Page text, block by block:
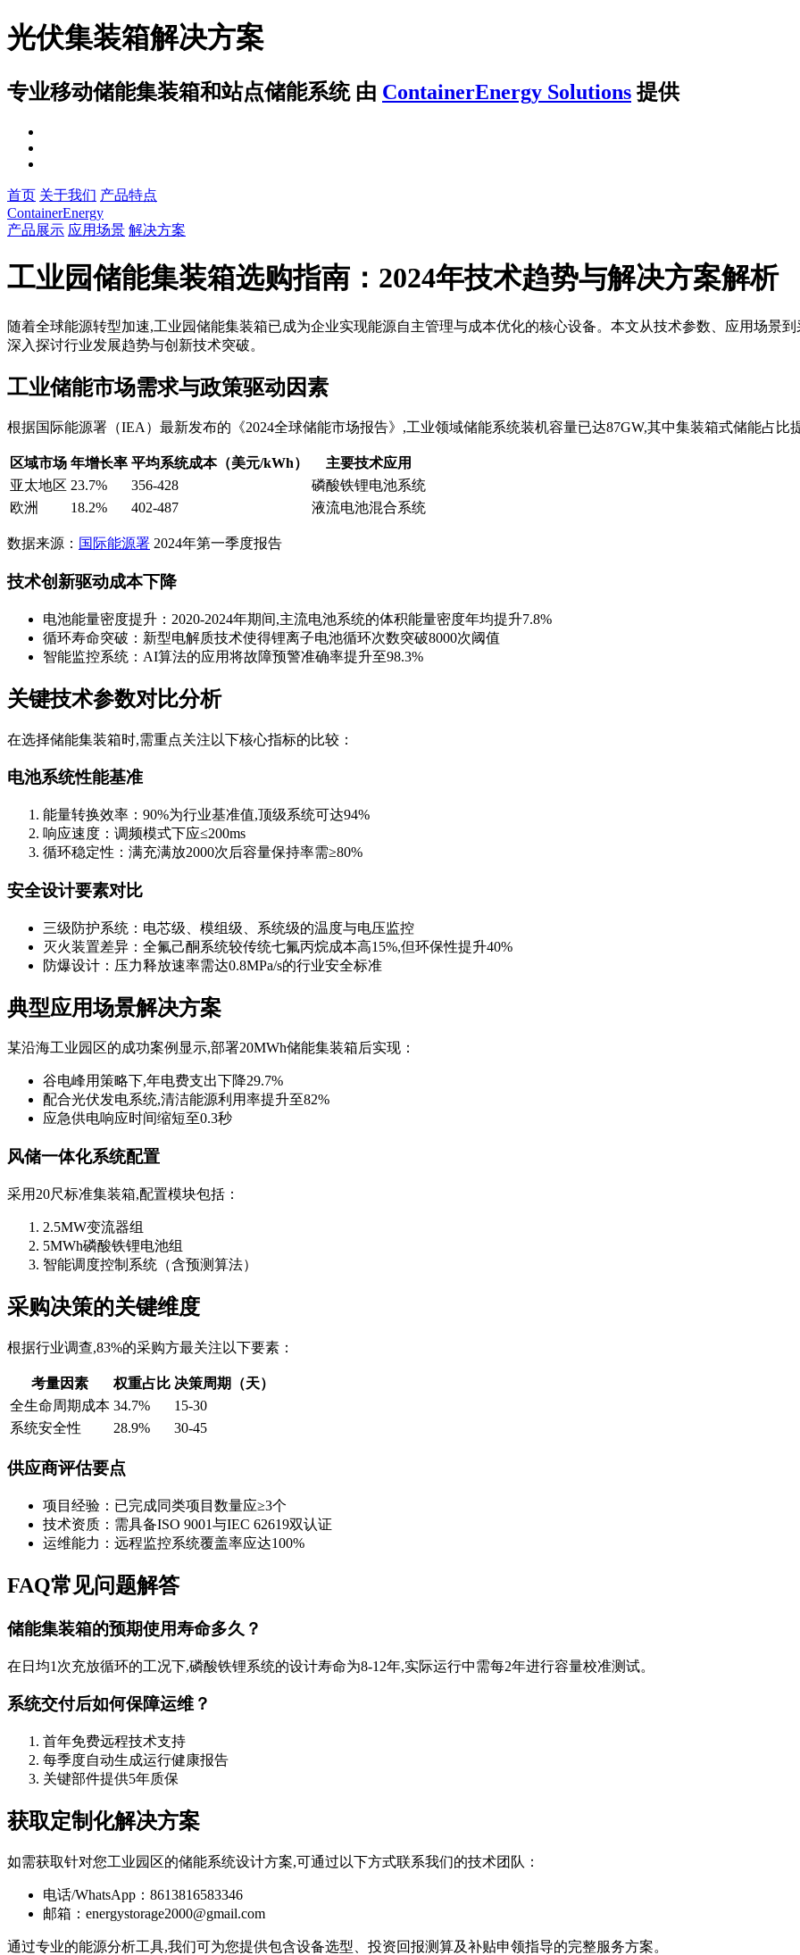
光伏集装箱解决方案
专业移动储能集装箱和站点储能系统 由 ContainerEnergy Solutions 提供
首页 关于我们 产品特点
ContainerEnergy
产品展示 应用场景 解决方案
工业园储能集装箱选购指南：2024年技术趋势与解决方案解析
随着全球能源转型加速,工业园储能集装箱已成为企业实现能源自主管理与成本优化的核心设备。本文从技术参数、应用场景
深入探讨行业发展趋势与创新技术突破。
工业储能市场需求与政策驱动因素
根据国际能源署（IEA）最新发布的《2024全球储能市场报告》,工业领域储能系统装机容量已达87GW,其中集装箱式储能占比
区域市场 年增长率 平均系统成本（美元/kWh）
主要技术应用
亚太地区 23.7% 356-428
磷酸铁锂电池系统
欧洲
18.2% 402-487 液流电池混合系统
数据来源： 国际能源署 2024年第一季度报告
技术创新驱动成本下降
电池能量密度提升：2020-2024年期间,主流电池系统的体积能量密度年均提升7.8%
循环寿命突破：新型电解质技术使得锂离子电池循环次数突破8000次阈值
智能监控系统：AI算法的应用将故障预警准确率提升至98.3%
关键技术参数对比分析
在选择储能集装箱时,需重点关注以下核心指标的比较：
电池系统性能基准
能量转换效率：90%为行业基准值,顶级系统可达94%
响应速度：调频模式下应≤200ms
循环稳定性：满充满放2000次后容量保持率需≥80%
安全设计要素对比
三级防护系统：电芯级、模组级、系统级的温度与电压监控
灭火装置差异：全氟己酮系统较传统七氟丙烷成本高15%,但环保性提升40%
防爆设计：压力释放速率需达0.8MPa/s的行业安全标准
典型应用场景解决方案
某沿海工业园区的成功案例显示,部署20MWh储能集装箱后实现：
谷电峰用策略下,年电费支出下降29.7%
配合光伏发电系统,清洁能源利用率提升至82%
应急供电响应时间缩短至0.3秒
风储一体化系统配置
采用20尺标准集装箱,配置模块包括：
2.5MW变流器组
5MWh磷酸铁锂电池组
智能调度控制系统（含预测算法）
采购决策的关键维度
根据行业调查,83%的采购方最关注以下要素：
考量因素 权重占比 决策周期（天）
全生命周期成本 34.7%
15-30
系统安全性
28.9% 30-45
供应商评估要点
项目经验：已完成同类项目数量应≥3个
技术资质：需具备ISO 9001与IEC 62619双认证
运维能力：远程监控系统覆盖率应达100%
FAQ常见问题解答
储能集装箱的预期使用寿命多久？
在日均1次充放循环的工况下,磷酸铁锂系统的设计寿命为8-12年,实际运行中需每2年进行容量校准测试。
系统交付后如何保障运维？
首年免费远程技术支持
每季度自动生成运行健康报告
关键部件提供5年质保
获取定制化解决方案
如需获取针对您工业园区的储能系统设计方案,可通过以下方式联系我们的技术团队：
电话/WhatsApp：8613816583346
邮箱： energystorage2000@gmail.com
通过专业的能源分析工具,我们可为您提供包含设备选型、投资回报测算及补贴申领指导的完整服务方案。